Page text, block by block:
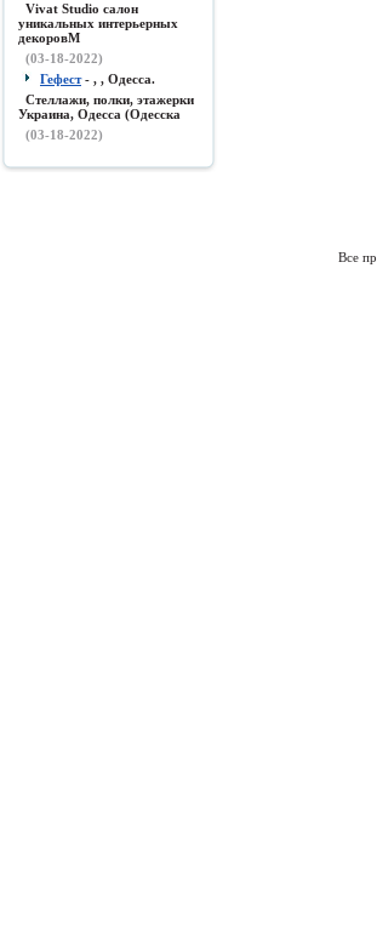
Vivat Studio салон
уникальных интерьерных
декоровМ
(03-18-2022)
Гефест- , , Одесса.
Стеллажи, полки, этажерки
Украина, Одесса (Одесска
(03-18-2022)
Все